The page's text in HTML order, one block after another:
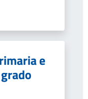
e